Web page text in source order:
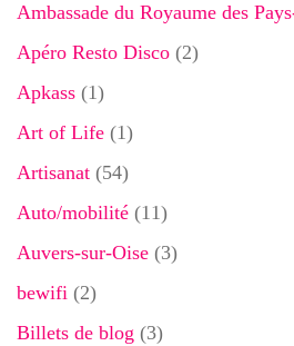
Ambassade du Royaume des
Apéro Resto Disco (2)
Apkass (1)
Art of Life (1)
Artisanat (54)
Auto/mobilité (11)
Auvers-sur-Oise (3)
bewifi (2)
Billets de blog (3)